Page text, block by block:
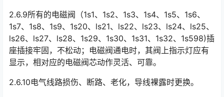
2.6.9所有的电磁阀（1s1、1s2、1s3、1s4、1s5、1s6、
1s7、1s8、1s9、1s20、ls21、ls22、ls23、ls24、ls25、
ls26、ls27、ls28、1s29、1s30、1s31、1s32、1s598)插
座插接牢固，不松动；电磁阀通电时，其阀上指示灯应有
显示，相对应的电磁阀芯动作灵活、可靠。󠅅󠅃󠄵󠅂󠄪󠇖󠆨󠆨󠇕󠆞󠆒󠅬󠇘󠆭󠆘󠇙󠆝󠅵󠇗󠆭󠆁󠄐󠇗󠅹󠅸󠇖󠆍󠅳󠇖󠅹󠅰󠇖󠆌󠅹
2.6.10电气线路损伤、断路、老化，导线裸露时更换。